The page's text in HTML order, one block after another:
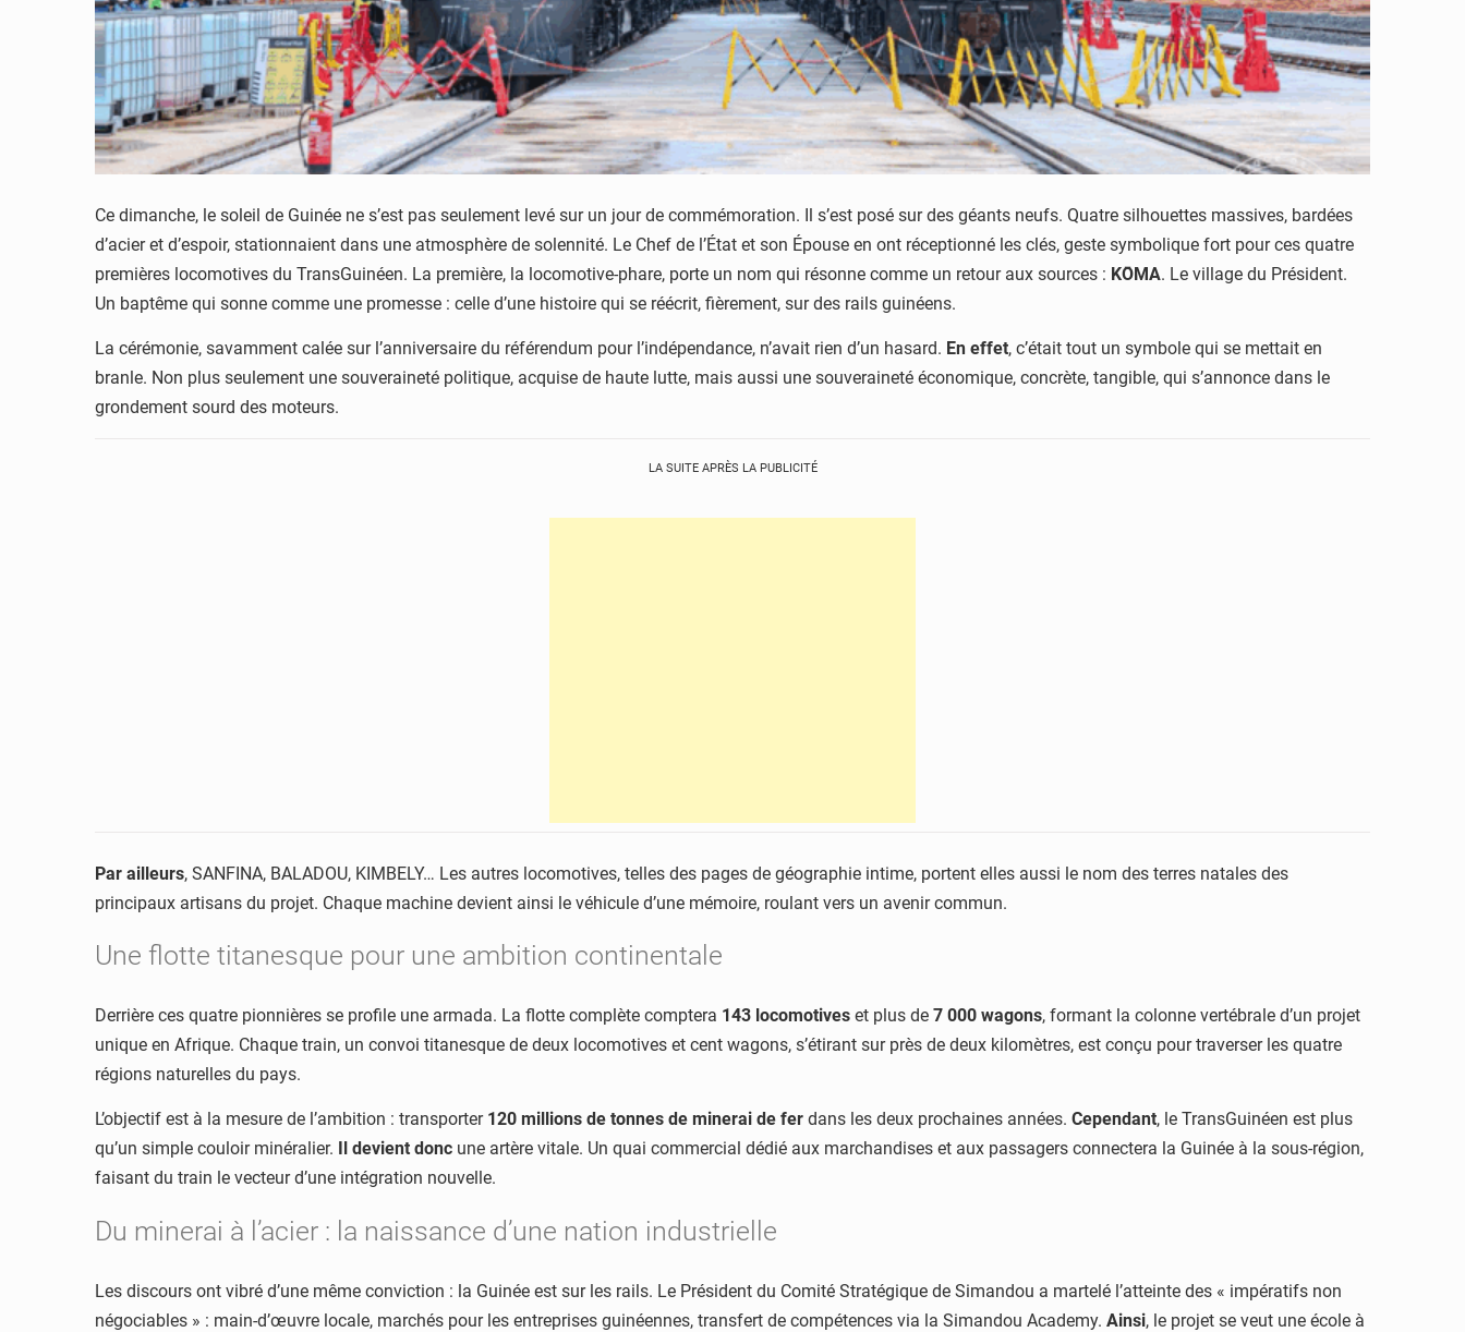
Ce dimanche, le soleil de Guinée ne s’est pas seulement levé sur un jour de commémoration. Il s’est posé sur des géants neufs. Quatre silhouettes massives, bardées
d’acier et d’espoir, stationnaient dans une atmosphère de solennité. Le Chef de l’État et son Épouse en ont réceptionné les clés, geste symbolique fort pour ces quatre
premières locomotives du TransGuinéen. La première, la locomotive-phare, porte un nom qui résonne comme un retour aux sources : KŌMA. Le village du Président.
Un baptême qui sonne comme une promesse : celle d’une histoire qui se réécrit, fièrement, sur des rails guinéens.
La cérémonie, savamment calée sur l’anniversaire du référendum pour l’indépendance, n’avait rien d’un hasard. En effet, c’était tout un symbole qui se mettait en
branle. Non plus seulement une souveraineté politique, acquise de haute lutte, mais aussi une souveraineté économique, concrète, tangible, qui s’annonce dans le
grondement sourd des moteurs.
LA SUITE APRÈS LA PUBLICITÉ
Par ailleurs, SANFINA, BALADOU, KIMBELY… Les autres locomotives, telles des pages de géographie intime, portent elles aussi le nom des terres natales des
principaux artisans du projet. Chaque machine devient ainsi le véhicule d’une mémoire, roulant vers un avenir commun.
Une flotte titanesque pour une ambition continentale
Derrière ces quatre pionnières se profile une armada. La flotte complète comptera 143 locomotives et plus de 7 000 wagons, formant la colonne vertébrale d’un projet
unique en Afrique. Chaque train, un convoi titanesque de deux locomotives et cent wagons, s’étirant sur près de deux kilomètres, est conçu pour traverser les quatre
régions naturelles du pays.
L’objectif est à la mesure de l’ambition : transporter 120 millions de tonnes de minerai de fer dans les deux prochaines années. Cependant, le TransGuinéen est plus
qu’un simple couloir minéralier.
Il devient donc une artère vitale. Un quai commercial dédié aux marchandises et aux passagers connectera la Guinée à la sous-région,
faisant du train le vecteur d’une intégration nouvelle.
Du minerai à l’acier : la naissance d’une nation industrielle
Les discours ont vibré d’une même conviction : la Guinée est sur les rails. Le Président du Comité Stratégique de Simandou a martelé l’atteinte des « impératifs non
négociables » : main-d’œuvre locale, marchés pour les entreprises guinéennes, transfert de compétences via la Simandou Academy. Ainsi, le projet se veut une école à